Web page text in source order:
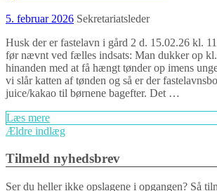
5. februar 2026 Sekretariatsleder
Husk der er fastelavn i gård 2 d. 15.02.26 kl.
før nævnt ved fælles indsats: Man dukker op
hinanden med at få hængt tønder op imens
vi slår katten af tønden og så er der
juice/kakao til børnene bagefter. Det …
Læs mere
Indlægs
Ældre indlæg
Tilmeld nyhedsbrev
Ser du heller ikke opslagene i opgangen? Så